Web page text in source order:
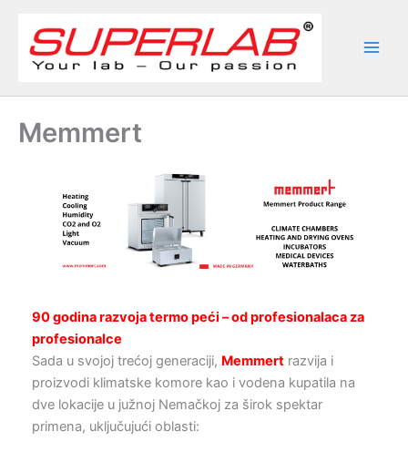
content
Memmert
90 godina razvoja termo peći – od profesionalaca za
profesionalce
Sada u svojoj trećoj generaciji, Memmert razvija i
proizvodi klimatske komore kao i vodena kupatila na
dve lokacije u južnoj Nemačkoj za širok spektar
primena, uključujući oblasti: